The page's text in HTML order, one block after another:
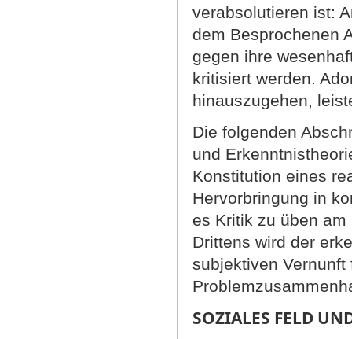
verabsolutieren ist:
dem Besprochenen
gegen ihre
kritisiert werden.
hinauszugehen,
Die folgenden
und
Konstitution eines
Hervorbringung in
es Kritik zu üben am
Drittens wird der
subjektiven
SOZIALES FELD